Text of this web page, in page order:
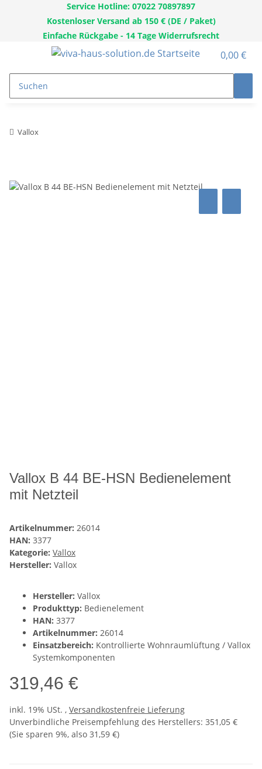
Service Hotline: 07022 70897897
Kostenloser Versand ab 150 € (DE / Paket)
Einfache Rückgabe - 14 Tage Widerrufsrecht
0,00 €
Vallox
Vallox B 44 BE-HSN Bedienelement
mit Netzteil
Artikelnummer: 26014
HAN: 3377
Kategorie: Vallox
Hersteller: Vallox
Hersteller: Vallox
Produkttyp: Bedienelement
HAN: 3377
Artikelnummer: 26014
Einsatzbereich: Kontrollierte Wohnraumlüftung / Vallox
Systemkomponenten
319,46 €
inkl. 19% USt. , Versandkostenfreie Lieferung
Unverbindliche Preisempfehlung des Herstellers: 351,05 €
(Sie sparen 9%, also 31,59 €)